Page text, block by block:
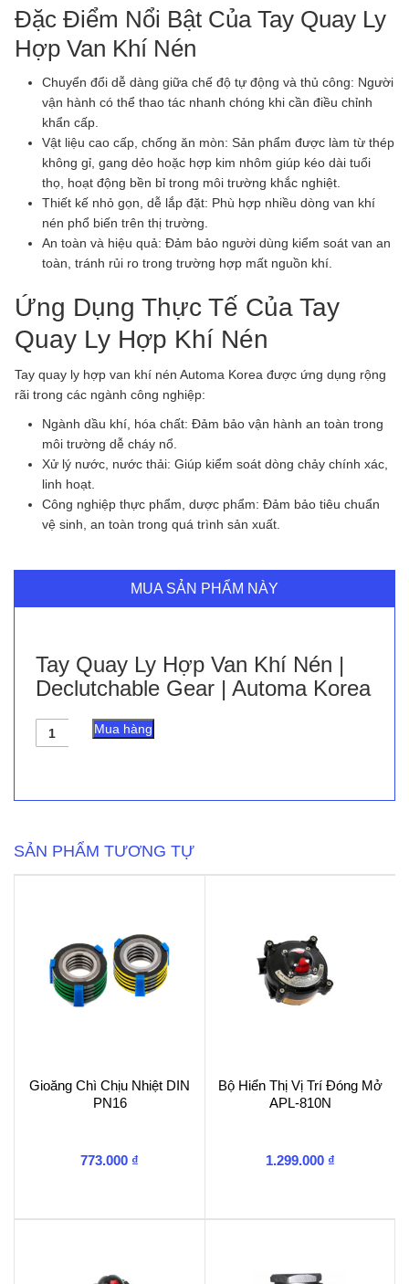
Đặc Điểm Nổi Bật Của Tay Quay Ly
Hợp Van Khí Nén
Chuyển đổi dễ dàng giữa chế độ tự động và thủ công: Người
vận hành có thể thao tác nhanh chóng khi cần điều chỉnh
khẩn cấp.
Vật liệu cao cấp, chống ăn mòn: Sản phẩm được làm từ thép
không gỉ, gang dẻo hoặc hợp kim nhôm giúp kéo dài tuổi
thọ, hoạt động bền bỉ trong môi trường khắc nghiệt.
Thiết kế nhỏ gọn, dễ lắp đặt: Phù hợp nhiều dòng van khí
nén phổ biến trên thị trường.
An toàn và hiệu quả: Đảm bảo người dùng kiểm soát van an
toàn, tránh rủi ro trong trường hợp mất nguồn khí.
Ứng Dụng Thực Tế Của Tay
Quay Ly Hợp Khí Nén
Tay quay ly hợp van khí nén Automa Korea được ứng dụng rộng
rãi trong các ngành công nghiệp:
Ngành dầu khí, hóa chất: Đảm bảo vận hành an toàn trong
môi trường dễ cháy nổ.
Xử lý nước, nước thải: Giúp kiểm soát dòng chảy chính xác,
linh hoạt.
Công nghiệp thực phẩm, dược phẩm: Đảm bảo tiêu chuẩn
vệ sinh, an toàn trong quá trình sản xuất.
MUA SẢN PHẨM NÀY
Tay Quay Ly Hợp Van Khí Nén |
Declutchable Gear | Automa Korea
Tay
Quay
Declutchable
Gear
lượng
Mua hàng
SẢN PHẨM TƯƠNG TỰ
Gioăng Chì Chịu Nhiệt DIN
PN16
773.000 ₫
Bộ Hiển Thị Vị Trí Đóng Mở
APL-810N
1.299.000 ₫